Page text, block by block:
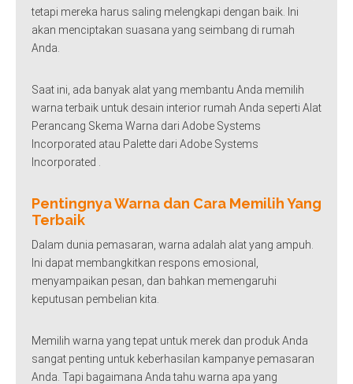
tetapi mereka harus saling melengkapi dengan baik. Ini
akan menciptakan suasana yang seimbang di rumah
Anda.
Saat ini, ada banyak alat yang membantu Anda memilih
warna terbaik untuk desain interior rumah Anda seperti Alat
Perancang Skema Warna dari Adobe Systems
Incorporated atau Palette dari Adobe Systems
Incorporated .
Pentingnya Warna dan Cara Memilih Yang
Terbaik
Dalam dunia pemasaran, warna adalah alat yang ampuh.
Ini dapat membangkitkan respons emosional,
menyampaikan pesan, dan bahkan memengaruhi
keputusan pembelian kita.
Memilih warna yang tepat untuk merek dan produk Anda
sangat penting untuk keberhasilan kampanye pemasaran
Anda. Tapi bagaimana Anda tahu warna apa yang